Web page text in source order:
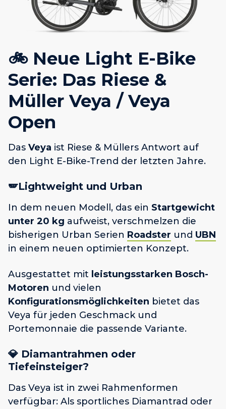
🚲 Neue Light E-Bike
Serie: Das Riese &
Müller Veya / Veya
Open
Das Veya ist Riese & Müllers Antwort auf
den Light E-Bike-Trend der letzten Jahre.
🪽Lightweight und Urban
In dem neuen Modell, das ein Startgewicht
unter 20 kg aufweist, verschmelzen die
bisherigen Urban Serien Roadster und UBN
in einem neuen optimierten Konzept.
Ausgestattet mit leistungsstarken Bosch-
Motoren und vielen
Konfigurationsmöglichkeiten bietet das
Veya für jeden Geschmack und
Portemonnaie die passende Variante.
💎 Diamantrahmen oder
Tiefeinsteiger?
Das Veya ist in zwei Rahmenformen
verfügbar: Als sportliches Diamantrad oder